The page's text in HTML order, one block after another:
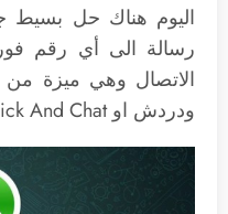
اليوم هناك حل
رسالة الى أي رقم
الاتصال وهي ميزة من
ودردش او Click And Chat.